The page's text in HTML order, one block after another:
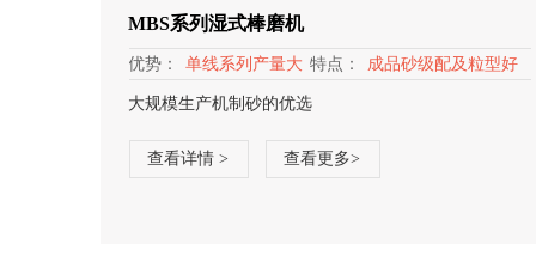
MBS系列湿式棒磨机
优势： 单线系列产量大 特点： 成品砂级配及粒型好
大规模生产机制砂的优选
查看详情 > 查看更多>